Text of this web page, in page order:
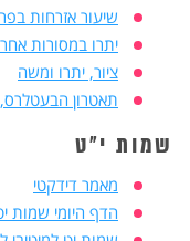
שיעור אזרחות
יתרו במסורות
ציור, יתרו ומשה
תאטרון
שמות י"ט
מאמר דידקטי
הדף היומי שמות יט